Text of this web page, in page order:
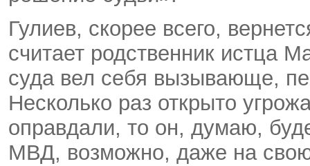
Гулиев, скорее всего,
считает родственник истца
суда вел себя вызывающе,
Несколько раз открыто
оправдали, то он, думаю,
МВД, возможно, даже на